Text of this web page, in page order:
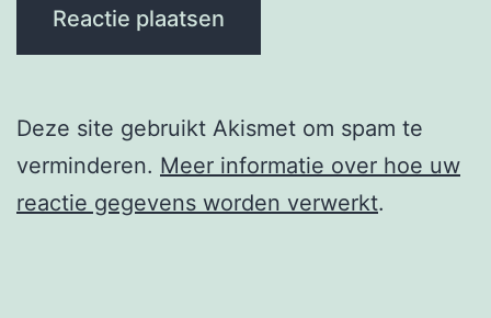
Deze site gebruikt Akismet om spam te
verminderen. Meer informatie over hoe uw
reactie gegevens worden verwerkt.